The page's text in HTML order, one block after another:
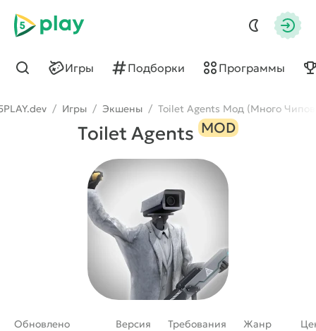
5play
Игры Подборки Программы
Найти
/ Игры / Экшены / Toilet Agents Мод (Много
Toilet Agents MOD
Обновлено
Версия
Требования
Жанр